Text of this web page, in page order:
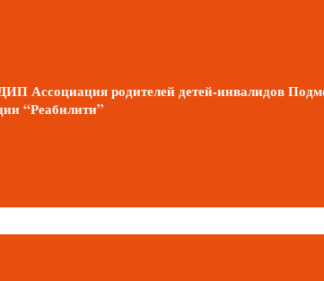
Ассоциация родителей детей-инвалидов
“Реабилити”